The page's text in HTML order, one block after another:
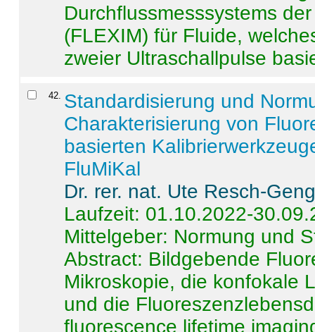
Durchflussmesssystems
(FLEXIM) für Fluide,
zweier Ultraschallpulse
42. Standardisierung und
Charakterisierung von
basierten
FluMiKal
Dr. rer. nat. Ute Resch-
Laufzeit: 01.10.2022-
Mittelgeber: Normung und
Abstract: Bildgebende
Mikroskopie, die konfokale
und die
fluorescence lifetime